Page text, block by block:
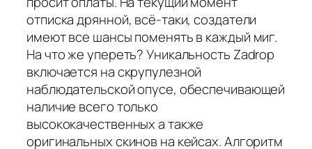
отписка дрянной, всё-таки, создатели
имеют все шансы поменять в каждый миг.
На что же упереть? Уникальность Zadrop
включается на скрупулезной
наблюдательской опусе, обеспечивающей
наличие всего только
высококачественных а также
оригинальных скинов на кейсах. Алгоритм